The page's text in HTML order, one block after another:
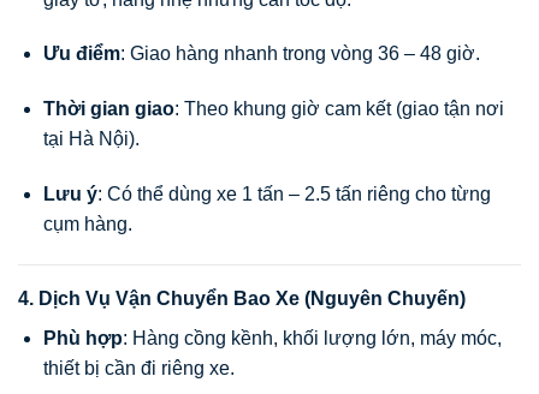
Ưu điểm: Giao hàng nhanh trong vòng 36 – 48 giờ.
Thời gian giao: Theo khung giờ cam kết (giao tận nơi
tại Hà Nội).
Lưu ý: Có thể dùng xe 1 tấn – 2.5 tấn riêng cho từng
cụm hàng.
4. Dịch Vụ Vận Chuyển Bao Xe (Nguyên Chuyến)
Phù hợp: Hàng cồng kềnh, khối lượng lớn, máy móc,
thiết bị cần đi riêng xe.